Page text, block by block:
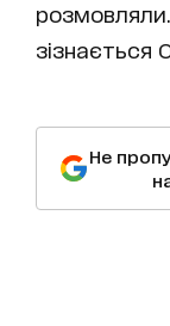
зізнається
Не